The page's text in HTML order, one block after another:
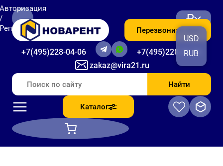
zakaz@vira21.ru
+7(495)228-04-06 +7(495)228-06-56
Перезвоните мне
₽
USD
RUB
Найти
Каталог